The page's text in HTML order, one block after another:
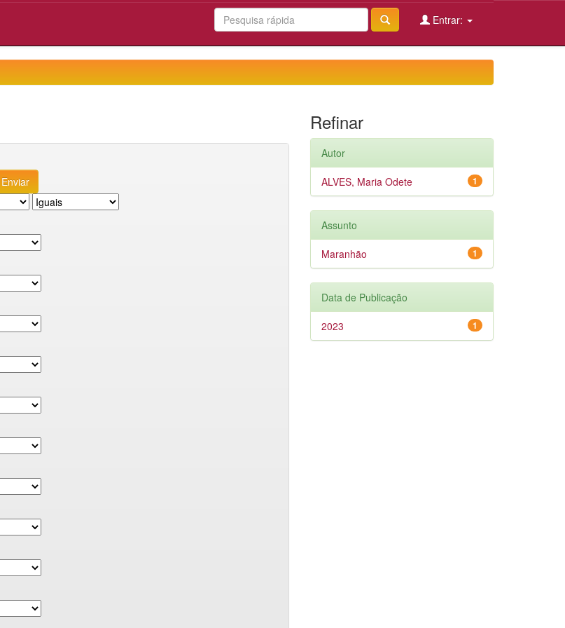
Entrar:
Refinar
Autor
1
ALVES, Maria Odete
Assunto
1
Maranhão
Data de Publicação
1
2023